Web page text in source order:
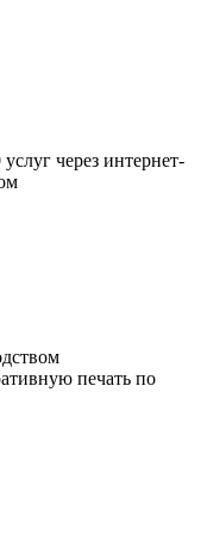
через интернет-
печать по